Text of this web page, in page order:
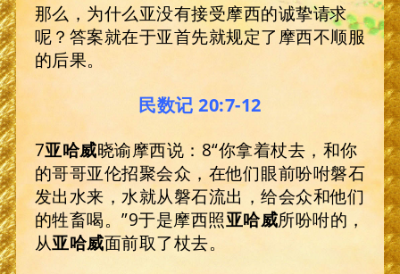
那么，为什么亚没有接受摩西的诚挚请求
呢？答案就在于亚首先就规定了摩西不顺服
的后果。
民数记 20:7-12
7亚哈威晓谕摩西说：8“你拿着杖去，和你
的哥哥亚伦招聚会众，在他们眼前吩咐磐石
发出水来，水就从磐石流出，给会众和他们
的牲畜喝。”9于是摩西照亚哈威所吩咐的，
从亚哈威面前取了杖去。